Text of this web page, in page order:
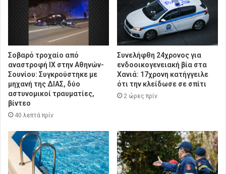
Σοβαρό τροχαίο από
αναστροφή ΙΧ στην Αθηνών-
Σουνίου: Συγκρούστηκε με
μηχανή της ΔΙΑΣ, δύο
αστυνομικοί τραυματίες,
βίντεο
40 λεπτά πρίν
Συνελήφθη 24χρονος για
ενδοοικογενειακή βία στα
Χανιά: 17χρονη κατήγγειλε
ότι την κλείδωσε σε σπίτι
2 ώρες πρίν